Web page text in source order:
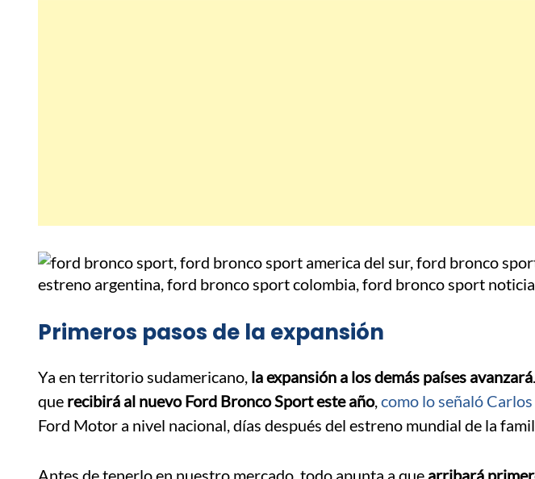
Primeros pasos de la expansión
Ya en territorio sudamericano, la expansión a los demás países avanzará
que recibirá al nuevo Ford Bronco Sport este año,como lo señaló
Ford Motor a nivel nacional, días después del estreno mundial de la